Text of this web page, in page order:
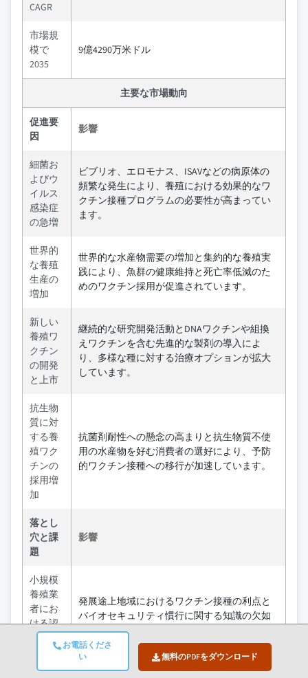
お電話くださ
い
無料のPDFをダウンロード
CAGR
市場規
模で
2035
9億4290万米ドル
主要な市場動向
促進要
因
影響
細菌お
よびウ
イルス
感染症
の急増
ビブリオ、エロモナス、ISAVなどの病原体の
頻繁な発生により、養殖における効果的なワ
クチン接種プログラムの必要性が高まってい
ます。
世界的
な養殖
生産の
増加
世界的な水産物需要の増加と集約的な養殖実
践により、魚群の健康維持と死亡率低減のた
めのワクチン採用が促進されています。
新しい
養殖ワ
クチン
の開発
と上市
継続的な研究開発活動とDNAワクチンや組換
えワクチンを含む先進的な製剤の導入によ
り、多様な種に対する治療オプションが拡大
しています。
抗生物
質に対
する養
殖ワク
チンの
採用増
加
抗菌剤耐性への懸念の高まりと抗生物質不使
用の水産物を好む消費者の選好により、予防
的ワクチン接種への移行が加速しています。
落とし
穴と課
題
影響
小規模
養殖業
者にお
ける認
識の欠
発展途上地域におけるワクチン接種の利点と
バイオセキュリティ慣行に関する知識の欠如
が、導入率を制限しています。